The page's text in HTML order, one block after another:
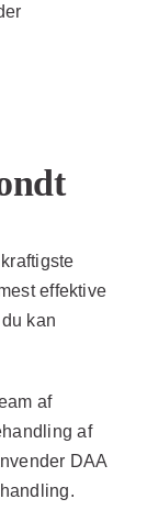
effektive
kan
af
af
DAA